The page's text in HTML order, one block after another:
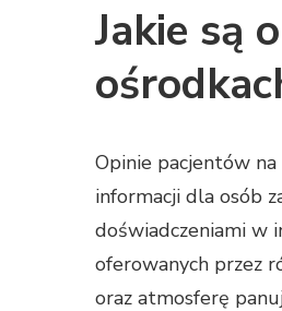
Jakie są
Opinie pacjentów
informacji dla osób
doświadczeniami w
oferowanych przez
oraz atmosferę